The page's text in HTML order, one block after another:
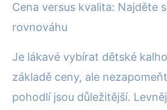
Cena versus kvalita: Najděte
rovnováhu
Je lákavé vybírat dětské
základě ceny, ale
pohodlí jsou důležitější.